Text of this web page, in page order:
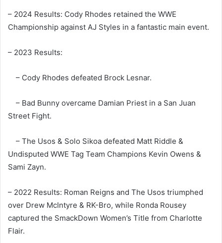
– 2024 Results: Cody Rhodes retained the WWE
Championship against AJ Styles in a fantastic main event.
– 2023 Results:
– Cody Rhodes defeated Brock Lesnar.
– Bad Bunny overcame Damian Priest in a San Juan
Street Fight.
– The Usos & Solo Sikoa defeated Matt Riddle &
Undisputed WWE Tag Team Champions Kevin Owens &
Sami Zayn.
– 2022 Results: Roman Reigns and The Usos triumphed
over Drew McIntyre & RK-Bro, while Ronda Rousey
captured the SmackDown Women’s Title from Charlotte
Flair.